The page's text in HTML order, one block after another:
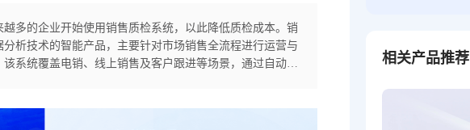
多的企业开始使用销售质检系统，以此降低质检成本。销
析技术的智能产品，主要针对市场销售全流程进行运营与
系统覆盖电销、线上销售及客户跟进等场景，通过自动核
相关产品推荐